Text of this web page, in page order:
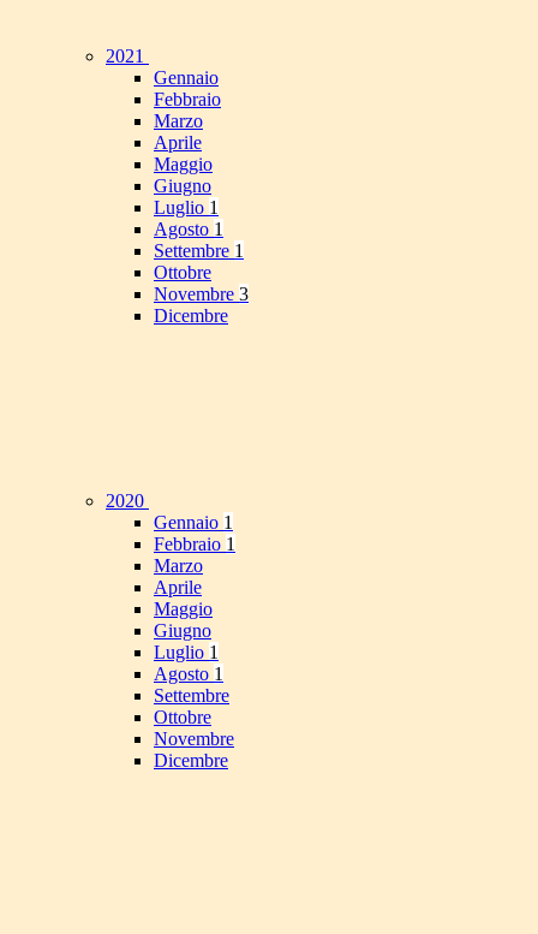
2021
Gennaio
Febbraio
Marzo
Aprile
Maggio
Giugno
Luglio 1
Agosto 1
Settembre 1
Ottobre
Novembre 3
Dicembre
2020
Gennaio 1
Febbraio 1
Marzo
Aprile
Maggio
Giugno
Luglio 1
Agosto 1
Settembre
Ottobre
Novembre
Dicembre